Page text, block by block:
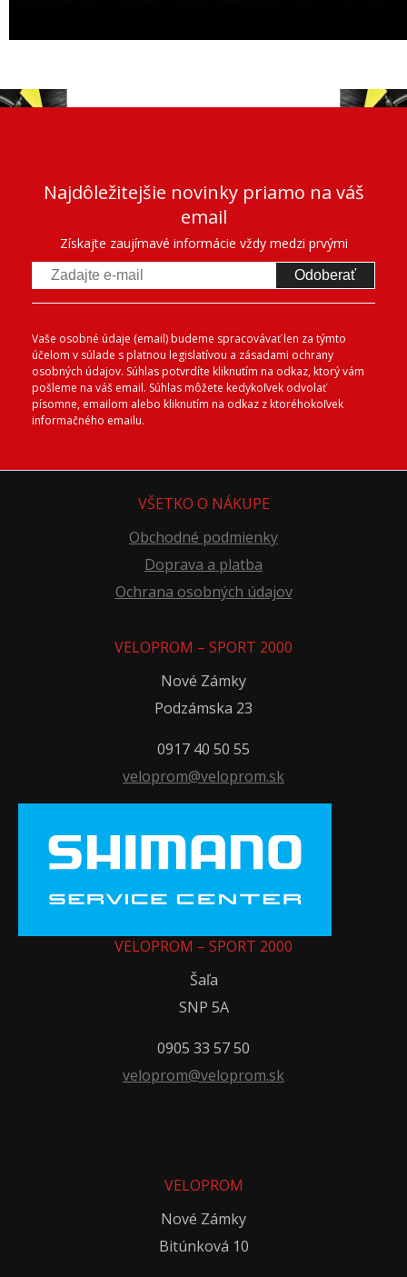
Najdôležitejšie novinky priamo na váš
email
Získajte zaujímavé informácie vždy medzi prvými
Odoberať
Vaše osobné údaje (email) budeme spracovávať len za týmto
účelom v súlade s platnou legislatívou a zásadami ochrany
osobných údajov. Súhlas potvrdíte kliknutím na odkaz, ktorý vám
pošleme na váš email. Súhlas môžete kedykoľvek odvolať
písomne, emailom alebo kliknutím na odkaz z ktoréhokoľvek
informačného emailu.
VŠETKO O NÁKUPE
Obchodné podmienky
Doprava a platba
Ochrana osobných údajov
VELOPROM – SPORT 2000
Nové Zámky
Podzámska 23
0917 40 50 55
veloprom@veloprom.sk
VELOPROM – SPORT 2000
Šaľa
SNP 5A
0905 33 57 50
veloprom@veloprom.sk
VELOPROM
Nové Zámky
Bitúnková 10